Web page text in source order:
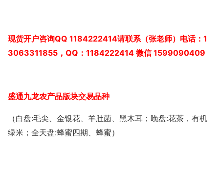
现货开户咨询QQ 1184222414请联系（张老师）电话： 1
3063311855 ， QQ ： 1184222414 微信1599090409
盛通九龙农产品版块交易品种
（白盘:毛尖、金银花、羊肚菌、黑木耳；晚盘:花茶，有机
绿米；全天盘:蜂蜜四期、蜂蜜）